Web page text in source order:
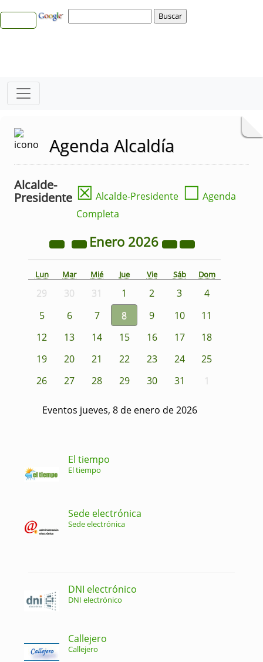
Agenda Alcaldía
Alcalde-
Presidente ☒ Alcalde-Presidente ☐ Agenda
Completa
Enero 2026
Lun Mar Mié Jue Vie Sáb Dom
29 30 31 1 2 3
4
5
6 7 8 9 10
11
12
13 14 15 16 17
18
19
20 21 22 23 24
25
26
27 28 29 30 31 1
Eventos jueves, 8 de enero de 2026
El tiempo
El tiempo
Sede electrónica
Sede electrónica
DNI electrónico
DNI electrónico
Callejero
Callejero